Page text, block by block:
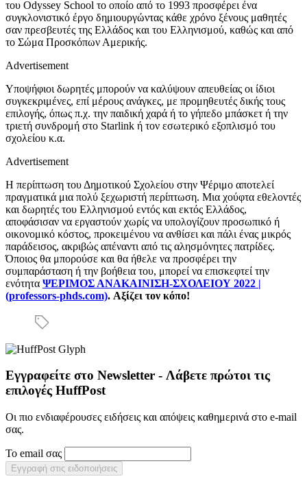
του Odyssey School το οποίο από το 1993 προσφέρει ένα
συγκλονιστικό έργο δημιουργώντας κάθε χρόνο ξένους μαθητές
σαν πρεσβευτές της Ελλάδος και του Ελληνισμού, καθώς και από
το Σώμα Προσκόπων Αμερικής.
Advertisement
Υποψήφιοι δωρητές μπορούν να καλύψουν απευθείας οι ίδιοι
συγκεκριμένες, επί μέρους ανάγκες, με προμηθευτές δικής τους
επιλογής, όπως π.χ. την παιδική χαρά ή το γήπεδο μπάσκετ ή την
τριετή συνδρομή στο Starlink ή τον εσωτερικό εξοπλισμό του
σχολείου κ.α.
Advertisement
Η περίπτωση του Δημοτικού Σχολείου στην Ψέριμο αποτελεί
πραγματικά μια πολύ ξεχωριστή περίπτωση. Μια χούφτα εθελοντές
και δωρητές του Ελληνισμού εντός και εκτός Ελλάδος,
αποφάσισαν να εργαστούν χωρίς να υπολογίζουν προσωπικό ή
οικονομικό κόστος, προκειμένου να ανθίσει και πάλι ένας μικρός
παράδεισος, ακριβώς απέναντι από τις αλησμόνητες πατρίδες.
Όποιος θα μπορούσε και θα ήθελε να προσφέρει την
συμπαράσταση ή την βοήθεια του, μπορεί να επισκεφτεί την
ενότητα ΨΕΡΙΜΟΣ ΑΝΑΚΑΙΝΙΣΗ-ΣΧΟΛΕΙΟΥ 2022 |
(professors-phds.com). Αξίζει τον κόπο!
Εγγραφείτε στο Newsletter - Λάβετε πρώτοι τις
επιλογές HuffPost
Οι πιο ενδιαφέρουσες ειδήσεις και απόψεις καθημερινά στο e-mail
σας.
Το email σας
Εγγραφή στις ειδοποιήσεις